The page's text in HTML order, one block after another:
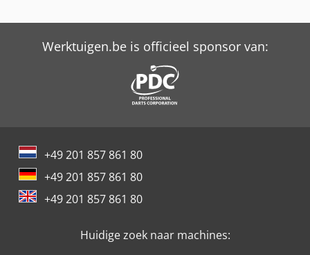
Werktuigen.be is officieel sponsor van:
+49 201 857 861 80
+49 201 857 861 80
+49 201 857 861 80
Huidige zoek naar machines: